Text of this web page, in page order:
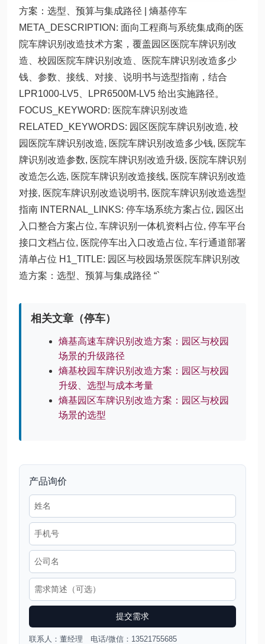
方案：选型、预算与集成路径 | 熵基停车
META_DESCRIPTION: 面向工程商与系统集成商的医
院车牌识别改造技术方案，覆盖园区医院车牌识别改
造、校园医院车牌识别改造、医院车牌识别改造多少
钱、参数、接线、对接、说明书与选型指南，结合
LPR1000-LV5、LPR6500M-LV5 给出实施路径。
FOCUS_KEYWORD: 医院车牌识别改造
RELATED_KEYWORDS: 园区医院车牌识别改造, 校
园医院车牌识别改造, 医院车牌识别改造多少钱, 医院车
牌识别改造参数, 医院车牌识别改造升级, 医院车牌识别
改造怎么选, 医院车牌识别改造接线, 医院车牌识别改造
对接, 医院车牌识别改造说明书, 医院车牌识别改造选型
指南 INTERNAL_LINKS: 停车场系统方案占位, 园区出
入口整合方案占位, 车牌识别一体机资料占位, 停车平台
接口文档占位, 医院停车出入口改造占位, 车行通道部署
清单占位 H1_TITLE: 园区与校园场景医院车牌识别改
造方案：选型、预算与集成路径 “`
相关文章（停车）
熵基高速车牌识别改造方案：园区与校园
场景的升级路径
熵基校园车牌识别改造方案：园区与校园
升级、选型与成本考量
熵基园区车牌识别改造方案：园区与校园
场景的选型
产品询价
提交需求
联系人：董经理 电话/微信：13521755685